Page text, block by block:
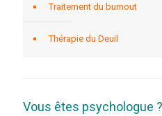
Traitement du burnout
Thérapie du Deuil
Vous êtes psychologue ?